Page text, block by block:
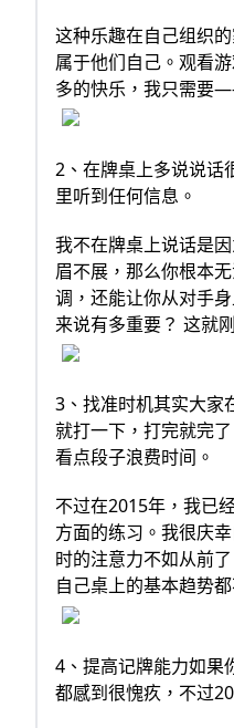
这种乐趣在自己组织
属于他们自己。观看
多的快乐，我只需要
2、在牌桌上多说说话
里听到任何信息。
我不在牌桌上说话是
眉不展，那么你根本
调，还能让你从对手
来说有多重要？ 这就
3、找准时机其实大家
就打一下，打完就完
看点段子浪费时间。
不过在2015年，我已
方面的练习。我很庆
时的注意力不如从前
自己桌上的基本趋势
4、提高记牌能力如果
都感到很愧疚，不过